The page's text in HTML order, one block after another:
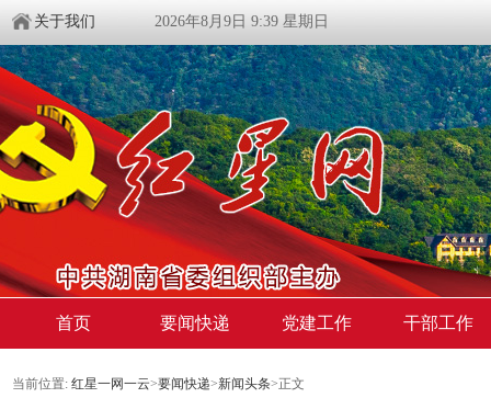
关于我们 2026年8月9日 9:39 星期日
首页 要闻快递 党建工作 干部工作
当前位置: 红星一网一云>要闻快递>新闻头条>正文